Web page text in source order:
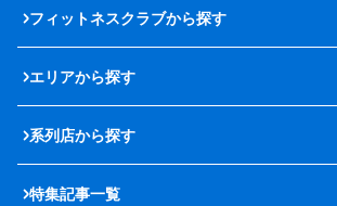
フィットネスクラブから探す
エリアから探す
系列店から探す
特集記事一覧